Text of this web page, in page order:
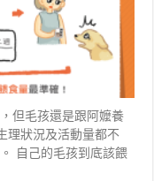
但毛孩還是跟阿嬤養
理狀況及活動量都不
自己的毛孩到底該餵